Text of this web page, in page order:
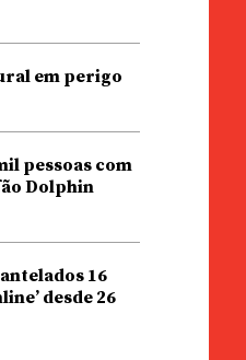
em perigo
pessoas com
Dolphin
16
desde 26